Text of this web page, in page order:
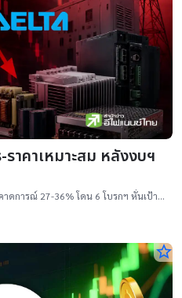
ราคาเหมาะสม หลังงบฯ
าดการณ์ 27-36% โดน 6 โบรกฯ หั่นเป้า
าท
star_border